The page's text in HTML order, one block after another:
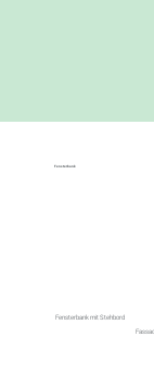
Fensterbank
Fensterbank mit Stehbord